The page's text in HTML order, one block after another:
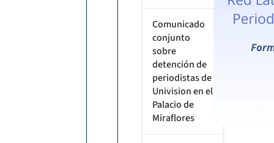
Comunicado
conjunto
sobre
detención de
periodistas de
Univision en el
Palacio de
Miraflores